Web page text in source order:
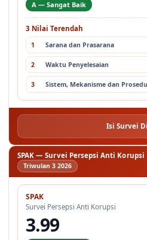
3 Nilai Terendah
1 Sarana dan Prasarana
Sistem, Mekanisme dan Prosedur
SPAK — Survei Persepsi Anti Korupsi
Triwulan 3 2026
SPAK
Survei Persepsi Anti Korupsi
3.99
A — Sangat Baik